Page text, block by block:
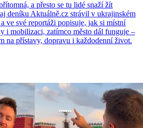
a přesto se tu lidé snaží žít
deníku Aktuálně.cz strávil v ukrajinském
ve své reportáži popisuje, jak si místní
i mobilizaci, zatímco město dál funguje –
na přístavy, dopravu i každodenní život.